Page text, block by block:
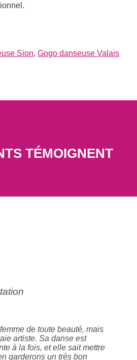
Sion,Gogo danseuse Valais
TÉMOIGNENT
de toute beauté, mais
artiste. Sa danse est
à la fois, et elle sait mettre
garderons un très bon